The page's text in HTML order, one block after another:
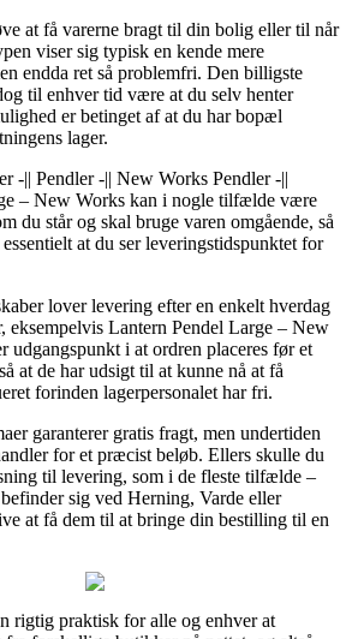
at få varerne bragt til din bolig eller til når
viser sig typisk en kende mere
endda ret så problemfri. Den billigste
til enhver tid være at du selv henter
er betinget af at du har bopæl
lager.
-|| Pendler -|| New Works Pendler -||
– New Works kan i nogle tilfælde være
du står og skal bruge varen omgående, så
at du ser leveringstidspunktet for
lover levering efter en enkelt hverdag
eksempelvis Lantern Pendel Large – New
udgangspunkt i at ordren placeres før et
at de har udsigt til at kunne nå at få
forinden lagerpersonalet har fri.
garanterer gratis fragt, men undertiden
for et præcist beløb. Ellers skulle du
til levering, som i de fleste tilfælde –
sig ved Herning, Varde eller
at få dem til at bringe din bestilling til en
rigtig praktisk for alle og enhver at